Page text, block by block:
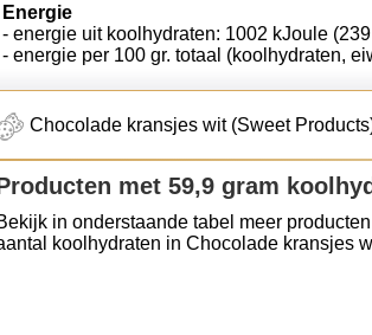
Energie
- energie uit koolhydraten: 1002 kJoule
- energie per 100 gr. totaal (koolhydraten,
Chocolade kransjes wit (Sweet
met 59,9 gram
in onderstaande tabel meer
koolhydraten in Chocolade kransjes